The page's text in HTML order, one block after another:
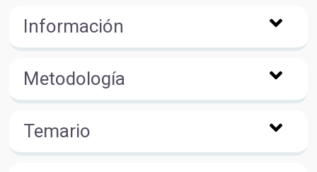
Información
Metodología
Temario